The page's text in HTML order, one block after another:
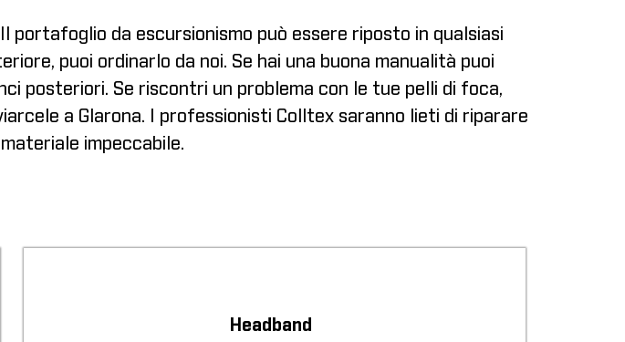
portafoglio da escursionismo può essere riposto in qualsiasi
puoi ordinarlo da noi. Se hai una buona manualità puoi
posteriori. Se riscontri un problema con le tue pelli di foca,
a Glarona. I professionisti Colltex saranno lieti di riparare
impeccabile.
Headband